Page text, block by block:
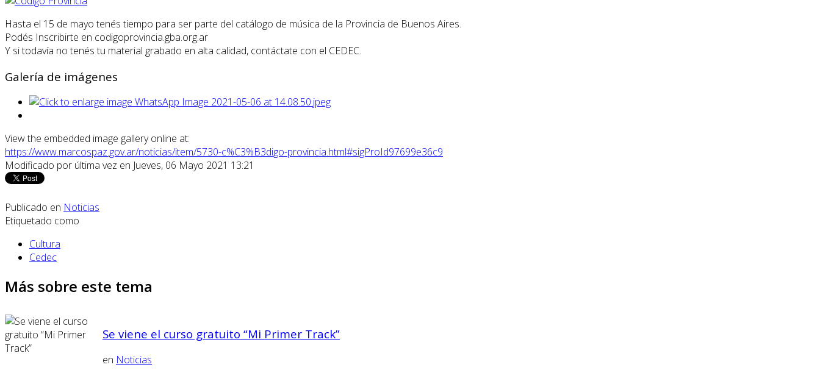
Hasta el 15 de mayo tenés tiempo para ser parte del catálogo de música de la Provincia de Buenos Aires.
Podés Inscribirte en codigoprovincia.gba.org.ar
Y si todavía no tenés tu material grabado en alta calidad, contáctate con el CEDEC.
Galería de imágenes
View the embedded image gallery online at:
https://www.marcospaz.gov.ar/noticias/item/5730-c%C3%B3digo-provincia.html#sigProId97699e36c9
Modificado por última vez en Jueves, 06 Mayo 2021 13:21
Publicado en Noticias
Etiquetado como
Cultura
Cedec
Más sobre este tema
Se viene el curso gratuito “Mi Primer Track”
en Noticias